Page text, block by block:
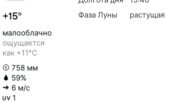
+15°
малооблачно
ощущается
как +11°C
758 мм
59%
6 м/с
1
Фаза Луны
растущая